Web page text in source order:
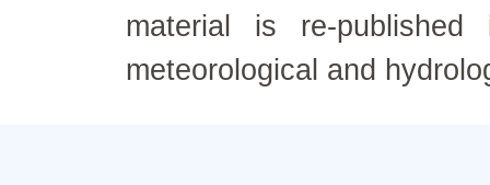
material is re-
meteorological and